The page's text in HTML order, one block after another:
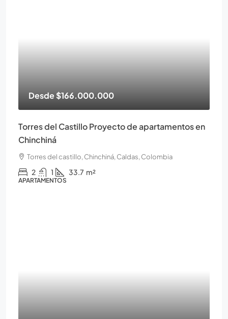
Desde$166.000.000
Torres del Castillo Proyecto de apartamentos en
Chinchiná
Torres del castillo, Chinchiná, Caldas, Colombia
2 1 33.7 m²
APARTAMENTOS